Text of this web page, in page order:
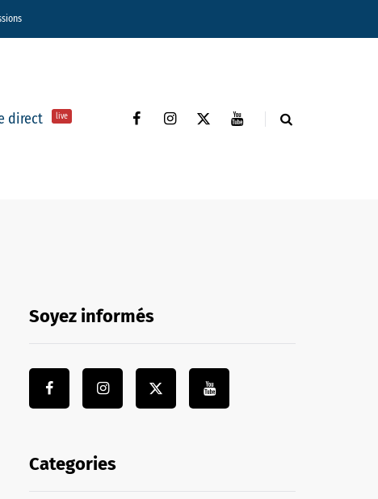
direct live
Soyez informés
Categories